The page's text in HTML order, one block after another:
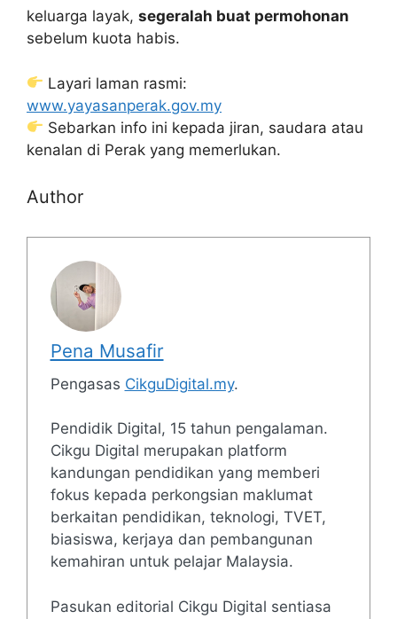
keluarga layak, segeralah buat permohonan
sebelum kuota habis.
Layari laman rasmi:
www.yayasanperak.gov.my
Sebarkan info ini kepada jiran, saudara atau
kenalan di Perak yang memerlukan.
Author
Pena Musafir
Pengasas CikguDigital.my.
Pendidik Digital, 15 tahun pengalaman.
Cikgu Digital merupakan platform
kandungan pendidikan yang memberi
fokus kepada perkongsian maklumat
berkaitan pendidikan, teknologi, TVET,
biasiswa, kerjaya dan pembangunan
kemahiran untuk pelajar Malaysia.
Pasukan editorial Cikgu Digital sentiasa